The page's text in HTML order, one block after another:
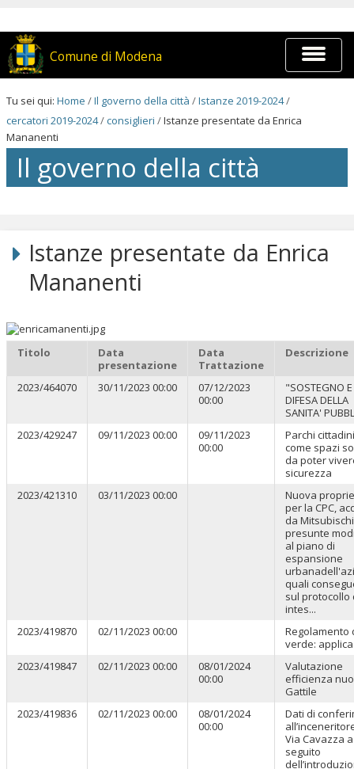
contenuti.
Salta
alla
Comune di Modena
Espandi
barra
di
Tu sei qui: Home /Il governo della città /Istanze 2019-2024/
cercatori 2019-2024/consiglieri /Istanze presentate da Enrica
Mananenti
Il governo della città
Salta
navigazione
Istanze presentate da Enrica
Mananenti
Titolo
Data
presentazione
Data
Trattazione
Descrizione
2023/464070 30/11/2023 00:00
07/12/2023
00:00
"SOSTEGNO E
DIFESA DELLA
SANITA'
2023/429247
09/11/2023 00:00
09/11/2023
00:00
Parchi cittadini
come spazi
da poter
sicurezza
2023/421310
03/11/2023 00:00
Nuova
per la CPC,
da
presunte
al piano di
espansione
quali
sul protocollo
intes...
2023/419870
02/11/2023 00:00
Regolamento
verde:
2023/419847
02/11/2023 00:00
08/01/2024
00:00
Valutazione
efficienza
Gattile
2023/419836
02/11/2023 00:00
08/01/2024
00:00
Dati di
Via Cavazza a
seguito